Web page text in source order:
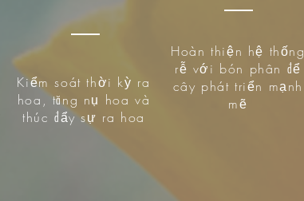
Kiểm soát thời kỳ ra
hoa, tăng nụ hoa và
thúc đẩy sự ra hoa
Hoàn thiện hệ thống
rễ với bón phân để
cây phát triển mạnh
mẽ